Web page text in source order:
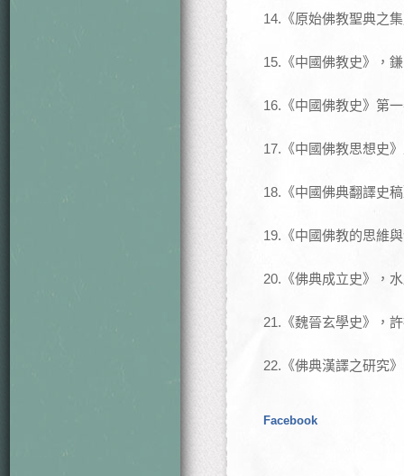
14.《原始佛教聖典之
15.《中國佛教史》，
16.《中國佛教史》第
17.《中國佛教思想史
18.《中國佛典翻譯史
19.《中國佛教的思維
20.《佛典成立史》，
21.《魏晉玄學史》，
22.《佛典漢譯之研究
Facebook